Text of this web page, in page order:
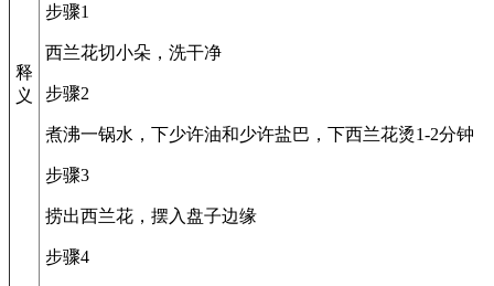
释
义
步骤1
西兰花切小朵，洗干净
步骤2
煮沸一锅水，下少许油和少许盐巴，下西兰花烫1-2分钟
步骤3
捞出西兰花，摆入盘子边缘
步骤4